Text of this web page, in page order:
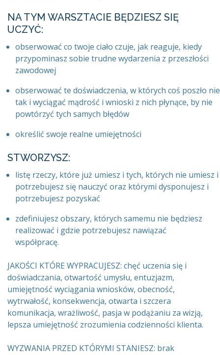
NA TYM WARSZTACIE BĘDZIESZ SIĘ
UCZYĆ:
obserwować co twoje ciało czuje, jak reaguje, kiedy
przypominasz sobie trudne wydarzenia z przeszłości
zawodowej
obserwować te doświadczenia, w których coś poszło nie
tak i wyciągać mądrość i wnioski z nich płynące, by nie
powtórzyć tych samych błędów
określić swoje realne umiejętności
STWORZYSZ:
listę rzeczy, które już umiesz i tych, których nie umiesz i
potrzebujesz się nauczyć oraz którymi dysponujesz i
potrzebujesz pozyskać
zdefiniujesz obszary, których samemu nie będziesz
realizować i gdzie potrzebujesz nawiązać
współpracę.
JAKOŚCI KTÓRE WYPRACUJESZ: chęć uczenia się i
doświadczania, otwartość umysłu, entuzjazm,
umiejętność wyciągania wniosków, obecność,
wytrwałość, konsekwencja, otwarta i szczera
komunikacja, wrażliwość, pasja w podążaniu za wizją,
lepsza umiejętność zrozumienia codzienności klienta.
WYZWANIA PRZED KTÓRYMI STANIESZ: brak